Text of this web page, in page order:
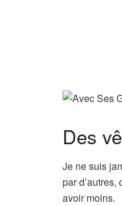
Des
Je ne suis
par d’autres,
avoir moins.